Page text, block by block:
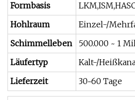
Formbasis
Hohlraum
Einzel-/
Schimmelleben
500.000 ~ 1
Läufertyp
Kalt-/
Lieferzeit
30~60 Tage